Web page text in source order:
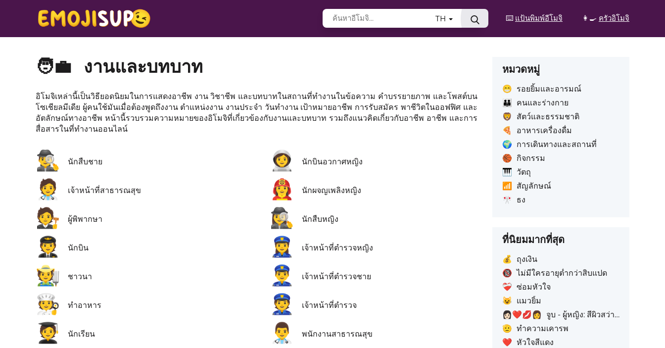
⌨️ แป้นพิมพ์อีโมจิ 👩‍🍳 ครัวอิโมจิ
TH
🧑‍💼 งานและบทบาท
อิโมจิเหล่านี้เป็นวิธียอดนิยมในการแสดงอาชีพ งาน วิชาชีพ และบทบาทในสถานที่ทำงานในข้อความ คำบรรยายภาพ และโพสต์บน
โซเชียลมีเดีย ผู้คนใช้มันเมื่อต้องพูดถึงงาน ตำแหน่งงาน งานประจำ วันทำงาน เป้าหมายอาชีพ การรับสมัคร พาชีวิตในออฟฟิศ และ
อัตลักษณ์ทางอาชีพ หน้านี้รวบรวมความหมายของอิโมจิที่เกี่ยวข้องกับงานและบทบาท รวมถึงแนวคิดเกี่ยวกับอาชีพ อาชีพ และการ
สื่อสารในที่ทำงานออนไลน์
🕵️‍♂️ นักสืบชาย
🧑‍⚕️ เจ้าหน้าที่สาธารณสุข
🧑‍⚖️ ผู้พิพากษา
🧑‍✈️ นักบิน
🧑‍🌾 ชาวนา
🧑‍🍳 ทำอาหาร
🧑‍🎓 นักเรียน
👩‍🚀 นักบินอวกาศหญิง
👩‍🚒 นักผจญเพลิงหญิง
🕵️‍♀️ นักสืบหญิง
👮‍♀️ เจ้าหน้าที่ตำรวจหญิง
👮‍♂️ เจ้าหน้าที่ตำรวจชาย
👮 เจ้าหน้าที่ตำรวจ
👨‍⚕️ พนักงานสาธารณสุข
หมวดหมู่
😁 รอยยิ้มและอารมณ์
👪
คนและร่างกาย
🦁
สัตว์และธรรมชาติ
🍕
อาหารเครื่องดื่ม
🌍 การเดินทางและสถานที่
🏀 กิจกรรม
🎹 วัตถุ
📶
สัญลักษณ์
🎌 ธง
ที่นิยมมากที่สุด
💰
ถุงเงิน
🔞 ไม่มีใครอายุต่ำกว่าสิบแปด
❤️‍🩹 ซ่อมหัวใจ
😺 แมวยิ้ม
👩🏻‍❤️‍💋‍👩
จูบ - ผู้หญิง: สีผิวสว่าง, ผู้หญิง: ไม่มีสีผิว
🫡 ทำความเคารพ
❤️ หัวใจสีแดง